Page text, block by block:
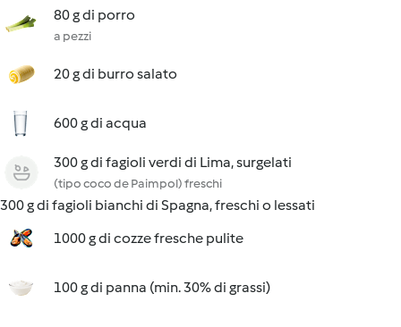
80 g di porro
a pezzi
20 g di burro salato
600 g di acqua
300 g di fagioli verdi di Lima, surgelati
(tipo coco de Paimpol) freschi
300 g di fagioli bianchi di Spagna, freschi o lessati
1000 g di cozze fresche pulite
100 g di panna (min. 30% di grassi)